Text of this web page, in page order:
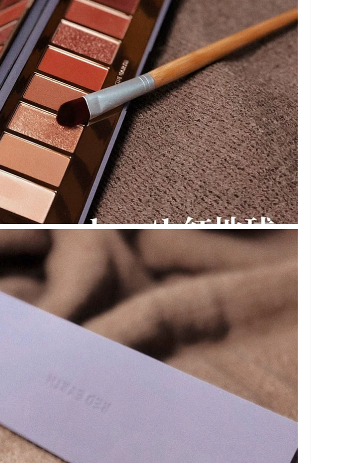
Loading... bảng mắt
tutu
370,000
Peas Flortte Flower
Lorea Double Head
Rotating Lông mày
Bút Nature Stereo
Không thấm nước
Mồ hôi không cần
dỡ chì kẻ mày
không thấm nước
219,000
Peas không vui vẻ
giải trí Makeup
Black Box Powder
Mềm tập trung rõ
ràng và không kiểm
soát dầu lâu dài vô
hình phấn phủ cho
da mụn
Peas unny tự động
bút kẻ mắt đánh
mông fine bên
trong bút kẻ mắt
tinh khiết Eye
Novice nhiều màu
tùy chọn kẻ mắt nâu
Loading... chuốt mi
dài và cong
620,000
笔 bút kẻ mày phẩy
Medicube Le Get
Road Repair Music
Pinchang Giữ mụn
trứng cá đen kem